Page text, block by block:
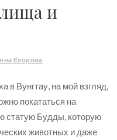
и
Егорова
в Вунгтау, на мой взгляд,
покататься на
статую Будды, которую
животных и даже